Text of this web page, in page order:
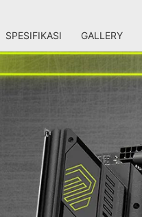
SPESIFIKASI GALLERY